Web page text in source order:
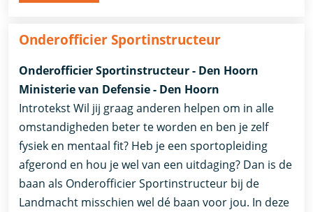
Onderofficier Sportinstructeur
Onderofficier Sportinstructeur - Den Hoorn
Ministerie van Defensie - Den Hoorn
Introtekst Wil jij graag anderen helpen om in alle
omstandigheden beter te worden en ben je zelf
fysiek en mentaal fit? Heb je een sportopleiding
afgerond en hou je wel van een uitdaging? Dan is de
baan als Onderofficier Sportinstructeur bij de
Landmacht misschien wel dé baan voor jou. In deze